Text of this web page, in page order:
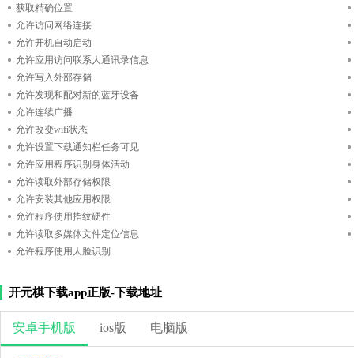
获取精确位置
允许访问网络连接
允许开机自动启动
允许应用访问联系人通讯录信息
允许写入外部存储
允许发现和配对新的蓝牙设备
允许连续广播
允许改变wifi状态
允许设置下载通知栏任务可见
允许应用程序识别身体活动
允许读取外部存储权限
允许安装其他应用权限
允许程序使用指纹硬件
允许读取多媒体文件定位信息
允许程序使用人脸识别
开元棋下载app正版-下载地址
安卓手机版 ios版 电脑版